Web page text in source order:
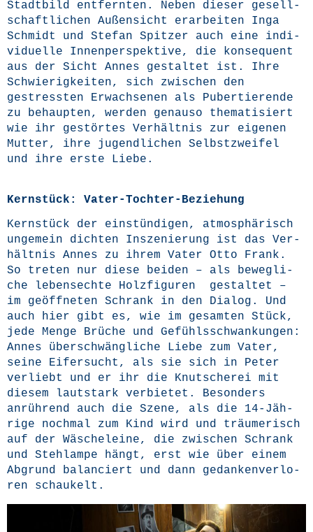
Stadt­bild ent­fern­ten. Neben die­ser gesell­
schaft­li­chen Außen­sicht erar­bei­ten Inga
Schmidt und Ste­fan Spit­zer auch eine indi­
vi­du­el­le Innen­per­spek­ti­ve, die kon­se­quent
aus der Sicht Annes gestal­tet ist. Ihre
Schwie­rig­kei­ten, sich zwi­schen den
gestress­ten Erwach­se­nen als Puber­tie­ren­de
zu behaup­ten, wer­den genau­so the­ma­ti­siert
wie ihr gestör­tes Ver­hält­nis zur eige­nen
Mut­ter, ihre jugend­li­chen Selbst­zwei­fel
und ihre ers­te Liebe.
Kernstück: Vater-Tochter-Beziehung
Kern­stück der ein­stün­di­gen, atmo­sphä­risch
unge­mein dich­ten Insze­nie­rung ist das Ver­
hält­nis Annes zu ihrem Vater Otto Frank.
So tre­ten nur die­se bei­den – als beweg­li­
che lebens­ech­te Holz­fi­gu­ren gestal­tet –
im geöff­ne­ten Schrank in den Dia­log. Und
auch hier gibt es, wie im gesam­ten Stück,
jede Men­ge Brü­che und Gefühls­schwan­kun­gen:
Annes über­schwäng­li­che Lie­be zum Vater,
sei­ne Eifer­sucht, als sie sich in Peter
ver­liebt und er ihr die Knut­sche­rei mit
die­sem laut­stark ver­bie­tet. Beson­ders
anrüh­rend auch die Sze­ne, als die 14-Jäh­
ri­ge noch­mal zum Kind wird und träu­me­risch
auf der Wäsche­lei­ne, die zwi­schen Schrank
und Steh­lam­pe hängt, erst wie über einem
Abgrund balan­ciert und dann gedan­ken­ver­lo­
ren schaukelt.